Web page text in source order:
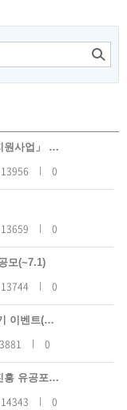
[공고] 2020년 하반기 「K-Global 창업멘토링 지원사업」 전담멘티(15기) 모집 공고
13956 0
13659 0
모(~7.1)
13744 0
[종료] 제7회 기업가정신 콘텐츠 공모전 소문내기 이벤트(~7.13.)
0
[포상공고] (~8/31)「2020 기업가정신 확산 및 진흥 유공포상」
14343 0